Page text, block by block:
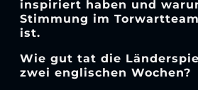
inspiriert haben und
Stimmung im
ist.
Wie gut tat die
zwei englischen Wochen?